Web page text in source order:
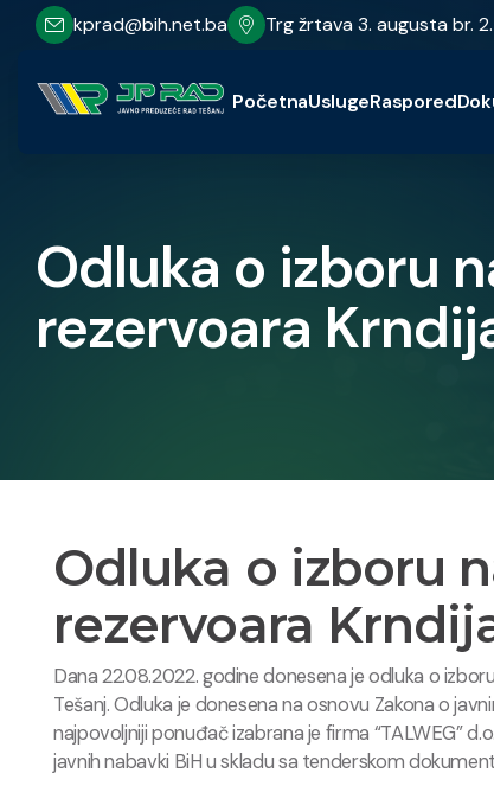
kprad@bih.net.ba Trg žrtava 3. augusta br.
PočetnaUslugeRaspored
Odluka o izboru
rezervoara
Odluka o izboru
rezervoara
Dana 22.08.2022. godine donesena je odluka o
Tešanj. Odluka je donesena na osnovu Zakona o
najpovoljniji ponuđač izabrana je firma “TALWEG”
javnih nabavki BiH u skladu sa tenderskom